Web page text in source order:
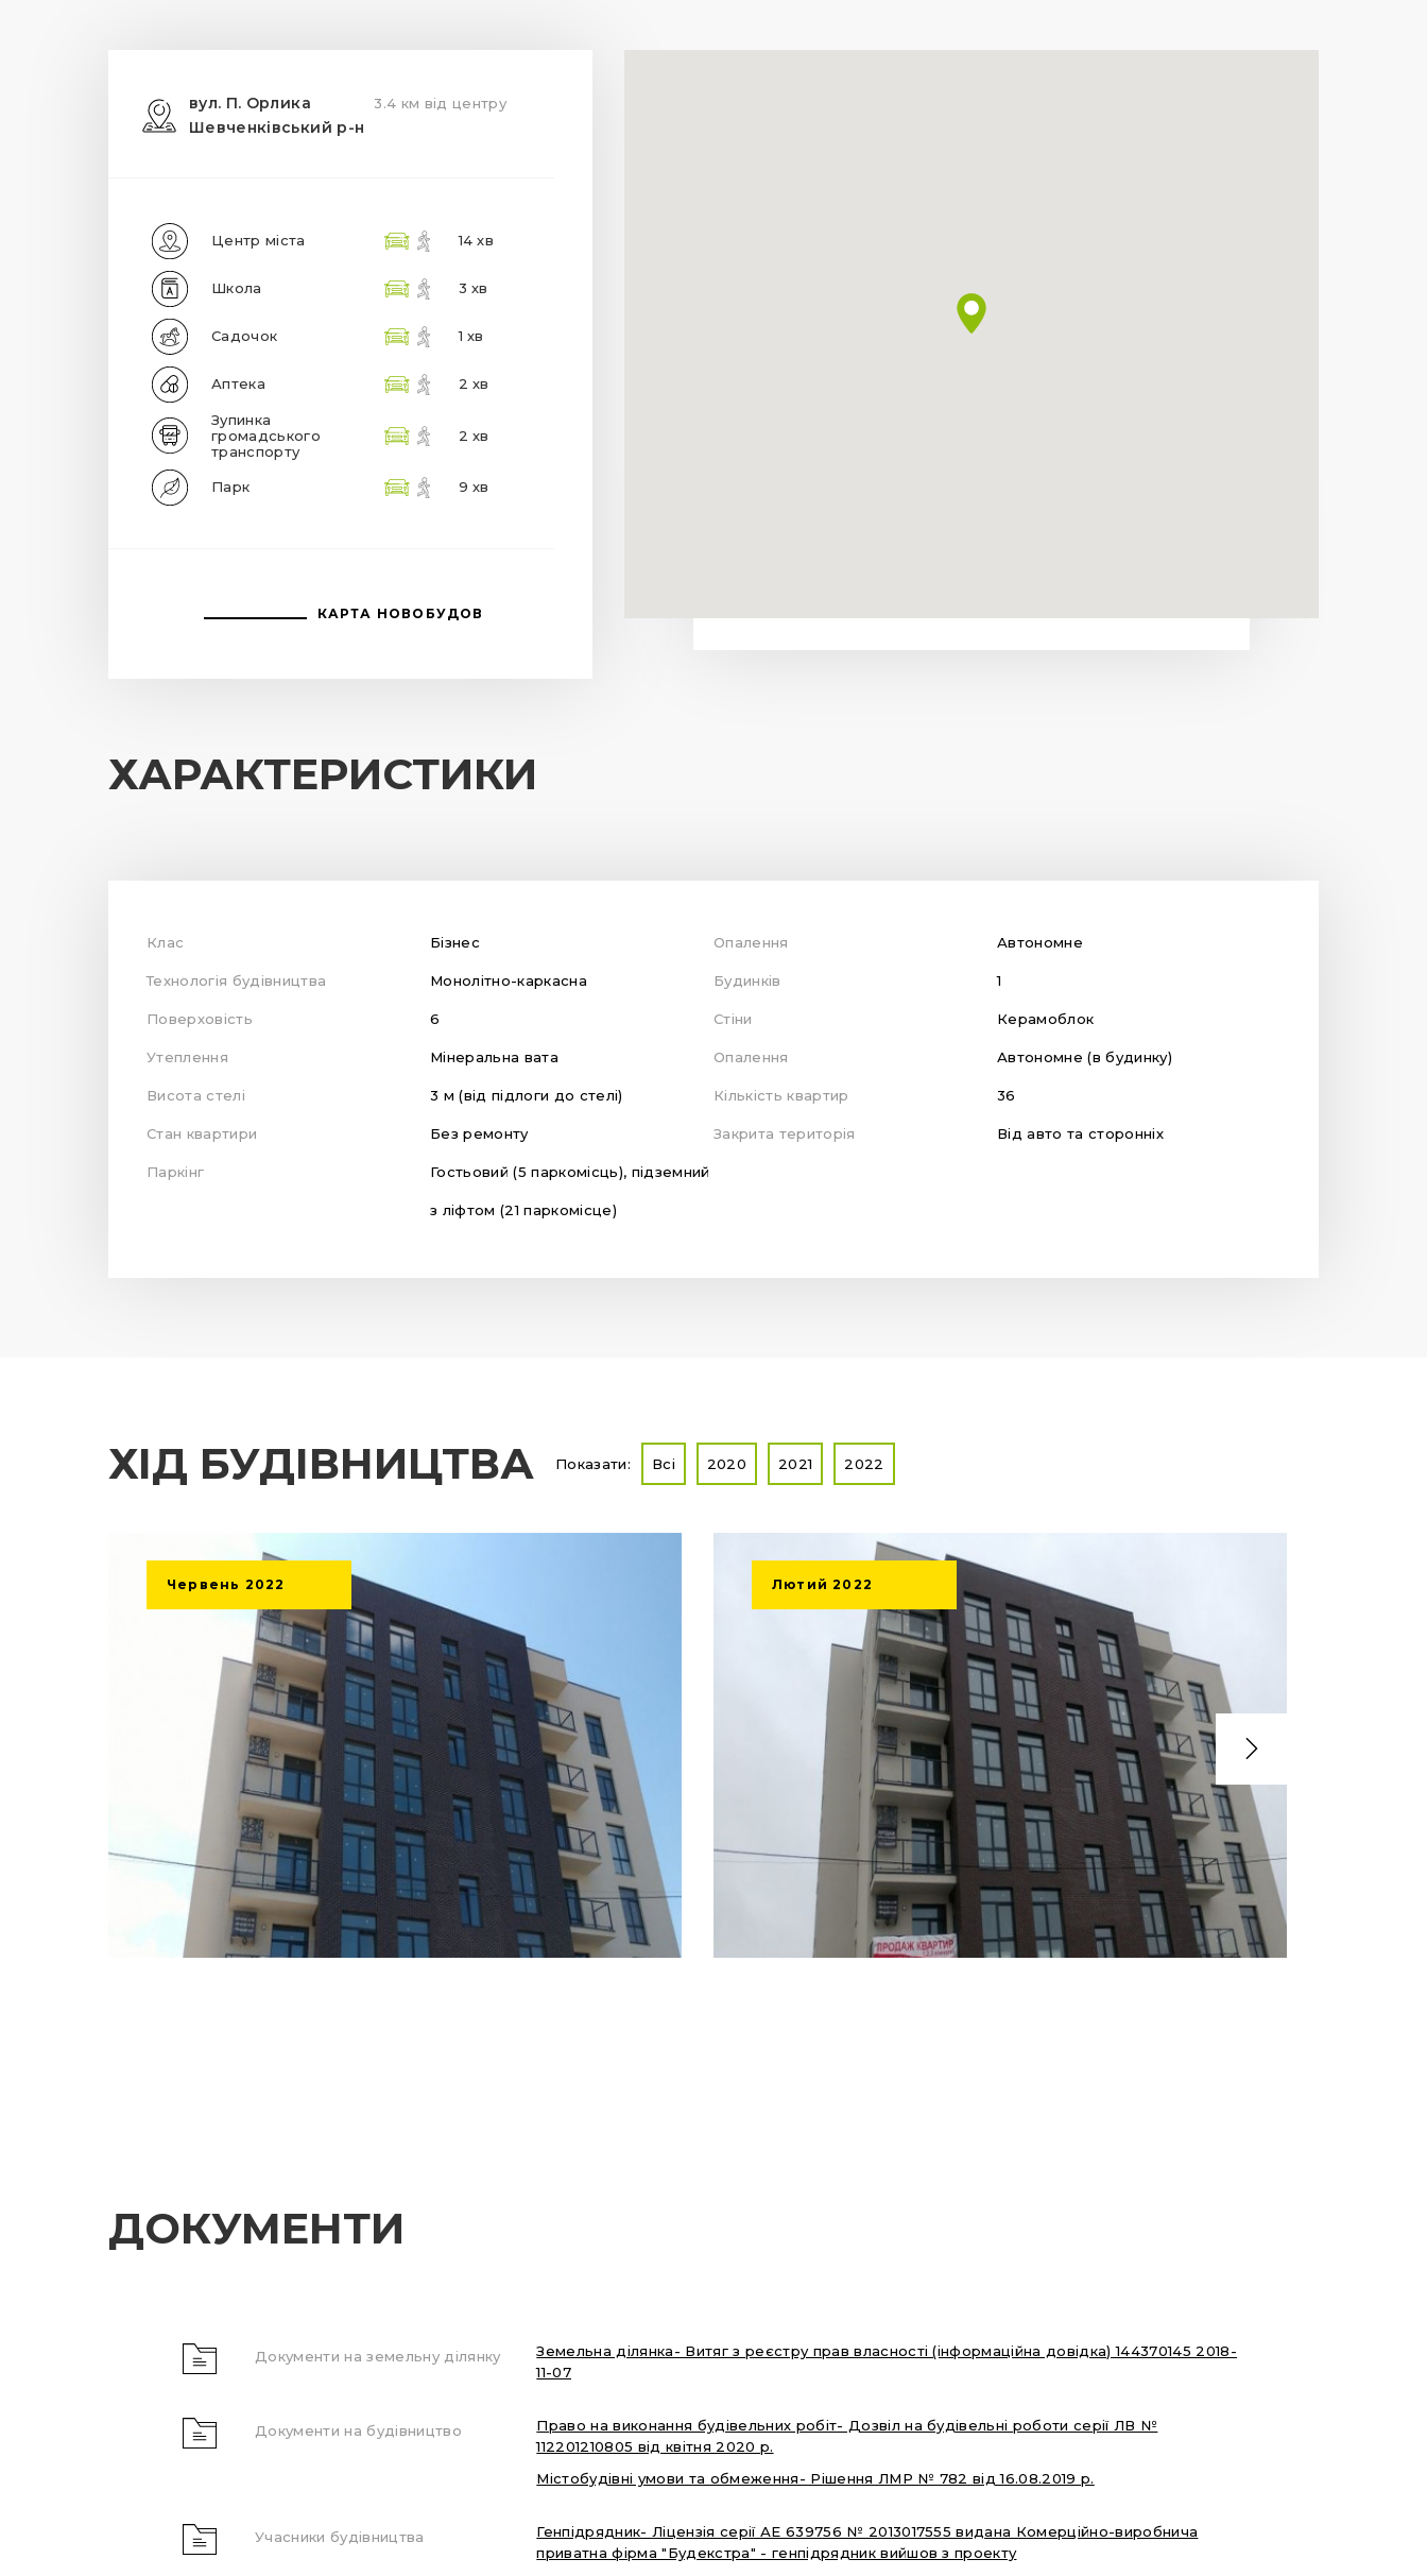
вул. П. Орлика
Шевченківський р-н
3.4 км від центру
Центр міста 14 хв
Школа 3 хв
Садочок 1 хв
Аптека 2 хв
Зупинка
громадського
транспорту
2 хв
Парк 9 хв
КАРТА НОВОБУДОВ
ХАРАКТЕРИСТИКИ
Клас Бізнес Опалення Автономне
Технологія будівництва Монолітно-каркасна Будинків 1
Поверховість 6 Стіни Керамоблок
Утеплення Мінеральна вата Опалення Автономне (в будинку)
Висота стелі 3 м (від підлоги до стелі) Кількість квартир 36
Стан квартири Без ремонту Закрита територія Від авто та сторонніх
Паркінг Гостьовий (5 паркомісць), підземний
з ліфтом (21 паркомісце)
ХІД БУДІВНИЦТВА Показати: Всі 2020 2021 2022
Червень 2022 Лютий2022
ДОКУМЕНТИ
Документи на земельну ділянку
Земельна ділянка- Витяг з реєстру прав власності (інформаційна довідка) 144370145 2018-
11-07
Документи на будівництво
Право на виконання будівельних робіт- Дозвіл на будівельні роботи серії ЛВ №
112201210805 від квітня 2020 р.
Містобудівні умови та обмеження- Рішення ЛМР № 782 від 16.08.2019 р.
Учасники будівництва
Генпідрядник- Ліцензія серії АЕ 639756 № 2013017555 видана Комерційно-виробнича
приватна фірма "Будекстра" - генпідрядник вийшов з проекту